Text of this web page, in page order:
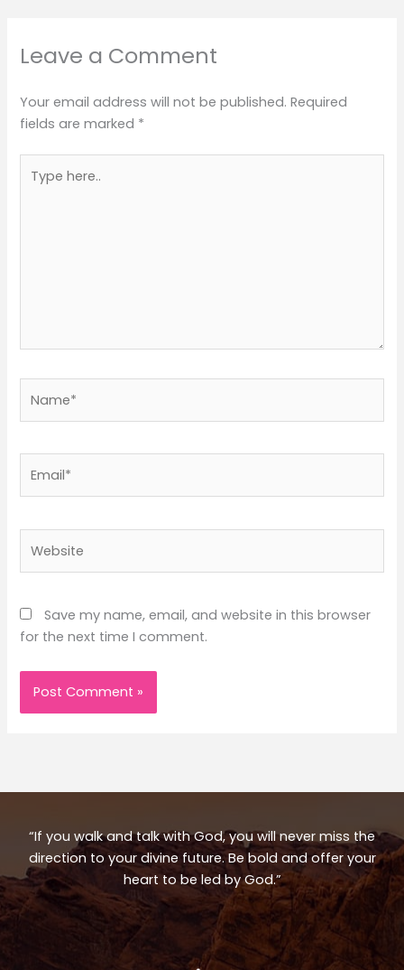
Leave a Comment
Your email address will not be published. Required
fields are marked *
here..
Save my name, email, and website in this browser
for the next time I comment.
“If you walk and talk with God, you will never miss the
direction to your divine future. Be bold and offer your
heart to be led by God.”